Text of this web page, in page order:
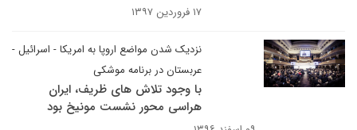
۱۷ فروردین ۱۳۹۷
نزدیک شدن مواضع اروپا به امریکا - اسرائیل -
عربستان در برنامه موشکی
با وجود تلاش های ظریف، ایران
هراسی محور نشست مونیخ بود